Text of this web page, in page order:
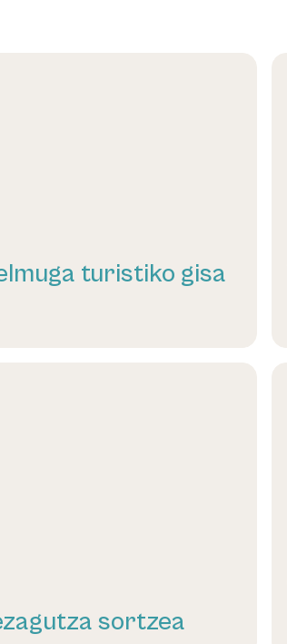
turistiko gisa
sortzea